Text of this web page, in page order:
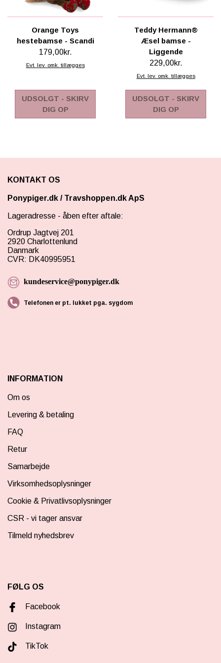
Orange Toys
hestebamse - Scandi
179,00kr.
Evt. lev. omk. tillægges
UDSOLGT - SKIRV
DIG OP
Teddy Hermann®
Æsel bamse -
Liggende
229,00kr.
Evt. lev. omk. tillægges
UDSOLGT - SKIRV
DIG OP
KONTAKT OS
Ponypiger.dk / Travshoppen.dk ApS
Lageradresse - åben efter aftale:
Ordrup Jagtvej 201
2920 Charlottenlund
Danmark
CVR: DK40995951
kundeservice@ponypiger.dk
Telefonen er pt. lukket pga. sygdom
INFORMATION
Om os
Levering & betaling
FAQ
Retur
Samarbejde
Virksomhedsoplysninger
Cookie & Privatlivsoplysninger
CSR - vi tager ansvar
Tilmeld nyhedsbrev
FØLG OS
Facebook
Instagram
TikTok